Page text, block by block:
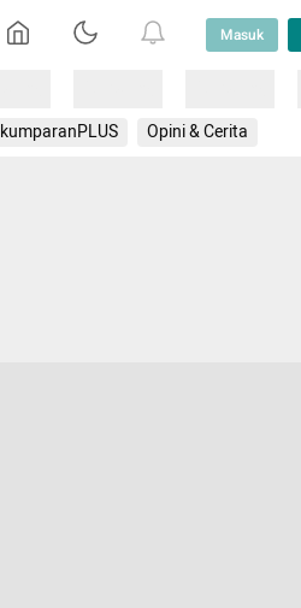
Masuk
kumparanPLUS Opini & Cerita